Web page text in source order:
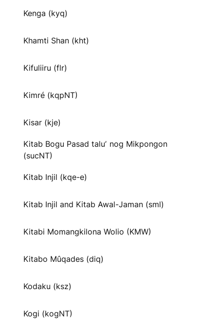
Kenga (kyq)
Khamti Shan (kht)
Kifuliiru (flr)
Kimré (kqpNT)
Kisar (kje)
Kitab Bogu Pasad taluʼ nog Mikpongon
(sucNT)
Kitab Injil (kqe-e)
Kitab Injil and Kitab Awal-Jaman (sml)
Kitabi Momangkilona Wolio (KMW)
Kitabo Mûqades (diq)
Kodaku (ksz)
Kogi (kogNT)